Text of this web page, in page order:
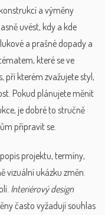
a výměny
uvést, kdy a kde
a prašné dopady a
které se ve
při kterém zvažujete styl,
. Pokud plánujete měnit
je dobré to stručně
připravit se.
projektu, termíny,
vizuální ukázku změn.
Interiérový design
často vyžadují souhlas